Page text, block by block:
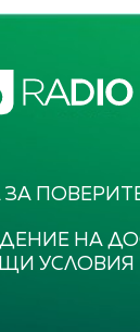
ЗА
НА
УСЛОВИЯ